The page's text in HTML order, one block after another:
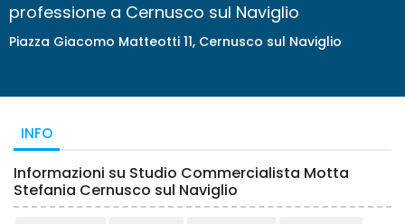
professione a Cernusco sul Naviglio
Piazza Giacomo Matteotti 11, Cernusco sul Naviglio
INFO
Informazioni su Studio Commercialista Motta
Stefania Cernusco sul Naviglio